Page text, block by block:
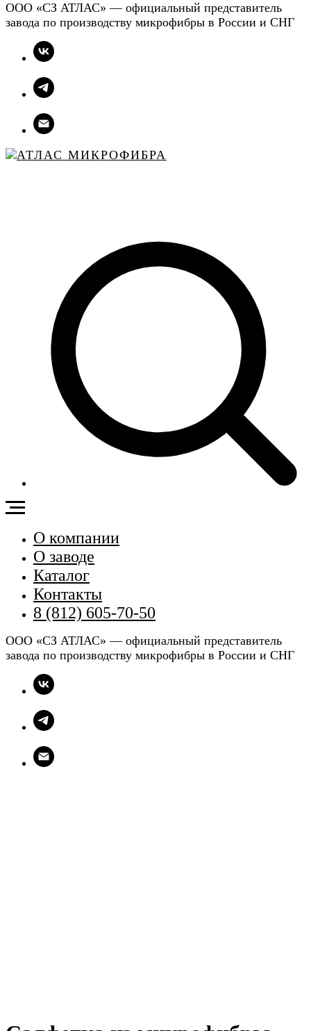
ООО «СЗ АТЛАС» — официальный представитель
завода по производству микрофибры в России и СНГ
О компании
О заводе
Каталог
Контакты
8 (812) 605-70-50
ООО «СЗ АТЛАС» — официальный представитель
завода по производству микрофибры в России и СНГ